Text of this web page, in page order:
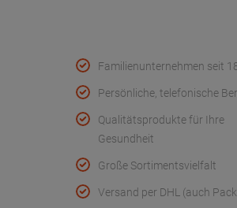
Familienunternehmen seit
Persönliche, telefonische
Qualitätsprodukte für Ihre
Gesundheit
Große Sortimentsvielfalt
Versand per DHL (auch